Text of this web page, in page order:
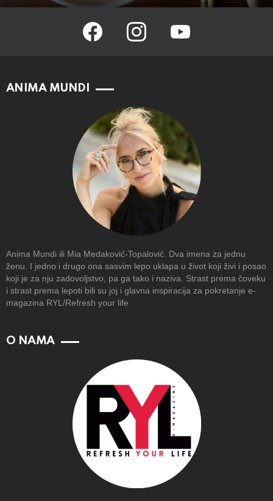
facebook instagram youtube
ANIMA MUNDI
Anima Mundi ili Mia Medaković-Topalović. Dva imena za jednu
ženu. I jedno i drugo ona sasvim lepo uklapa u život koji živi i posao
koji je za nju zadovoljstvo, pa ga tako i naziva. Strast prema čoveku
i strast prema lepoti bili su joj i glavna inspiracija za pokretanje e-
magazina RYL/Refresh your life
O NAMA